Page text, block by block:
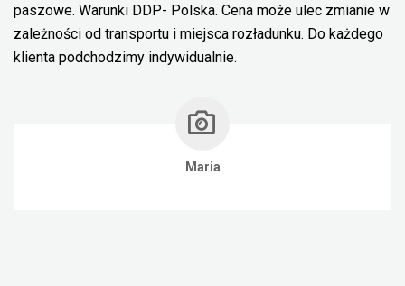
paszowe. Warunki DDP- Polska. Cena może ulec zmianie w
zależności od transportu i miejsca rozładunku. Do każdego
klienta podchodzimy indywidualnie.
Maria